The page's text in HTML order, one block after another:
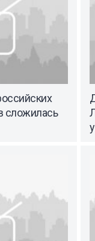
сложилась